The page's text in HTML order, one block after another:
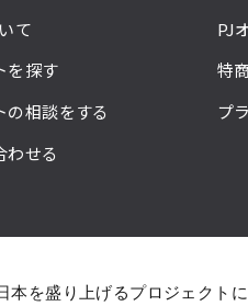
て
を探す
の相談をする
わせる
PJ
特
プ
本を盛り上げるプロジェクト